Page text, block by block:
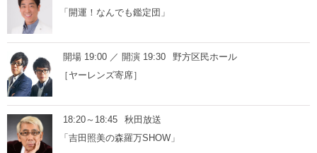
「開運！なんでも鑑定団」
開場 19:00 ／ 開演 19:30
野方区民ホール
［ヤーレンズ寄席］
18:20～18:45
秋田放送
「吉田照美の森羅万SHOW」